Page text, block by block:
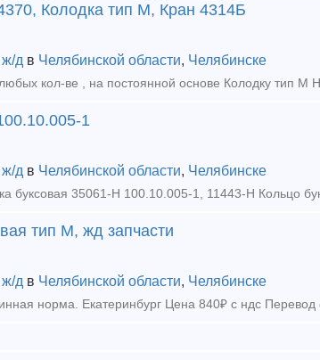
Колодка тип М, Кран 4314Б
ж/д в Челябинской области, Челябинске
1
ж/д в Челябинской области, Челябинске
тип М, жд запчасти
ж/д в Челябинской области, Челябинске